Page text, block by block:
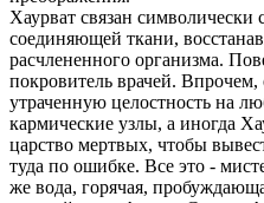
Хаурват связан
соединяющей ткани,
расчлененного организма.
покровитель врачей. Впрочем,
утраченную целостность на
кармические узлы, а иногда
царство мертвых, чтобы
туда по ошибке. Все это -
же вода, горячая,